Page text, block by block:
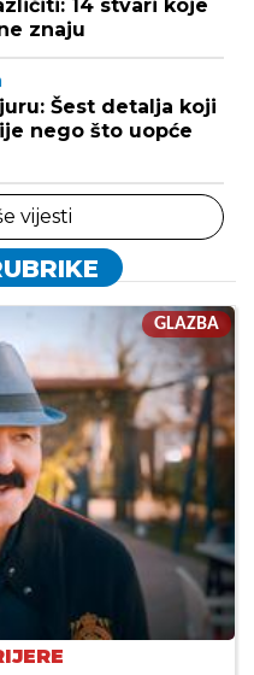
14 stvari koje
znaju
Šest detalja koji
nego što uopće
vijesti
GLAZBA